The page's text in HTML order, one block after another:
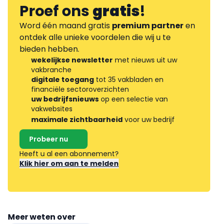
Proef onsgratis!
Word één maand gratis premium partneren
ontdek alle unieke voordelen die wij u te
bieden hebben.
wekelijkse newsletter met nieuws uit uw
vakbranche
digitale toegang tot 35 vakbladen en
financiële sectoroverzichten
uw bedrijfsnieuws op een selectie van
vakwebsites
maximale zichtbaarheid voor uw bedrijf
Probeer nu
Heeft u al een abonnement?
Klik hier om aan te melden
Meer weten over